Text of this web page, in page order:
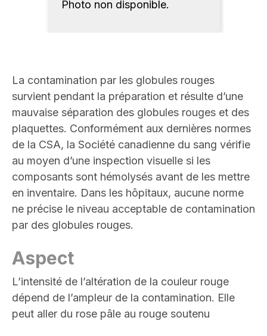
Photo non disponible.
La contamination par les globules rouges
survient pendant la préparation et résulte d’une
mauvaise séparation des globules rouges et des
plaquettes. Conformément aux dernières normes
de la CSA, la Société canadienne du sang vérifie
au moyen d’une inspection visuelle si les
composants sont hémolysés avant de les mettre
en inventaire. Dans les hôpitaux, aucune norme
ne précise le niveau acceptable de contamination
par des globules rouges.
Aspect
L’intensité de l’altération de la couleur rouge
dépend de l’ampleur de la contamination. Elle
peut aller du rose pâle au rouge soutenu